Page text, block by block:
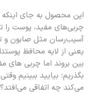
این محصول به جای اینکه
چربی‌های مفید، پوست را
آسیب‌رسان مثل صابون و
یعنی از لایه محافظ
بین بروند اما چربی های
بگذریم؛ بیایید ببینیم
می‌کند چه اتفاقی می‌افتد؟